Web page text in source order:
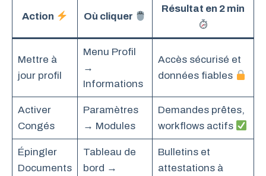
Action Où cliquer
Résultat en 2 min
Mettre à
jour profil
Menu Profil
→
Informations
Accès sécurisé et
données fiables
Activer
Congés
Paramètres
→ Modules
Demandes prêtes,
workflows actifs
Épingler
Documents
Tableau de
bord →
Bulletins et
attestations à